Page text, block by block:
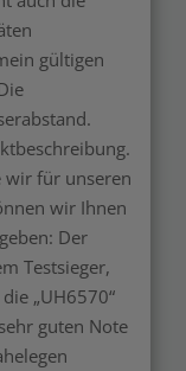
gültigen
wir für unseren
wir Ihnen
Der
Testsieger,
„UH6570“
guten Note